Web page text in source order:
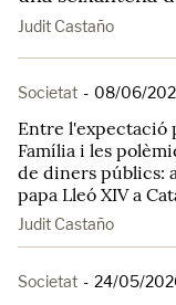
Judit Castaño
Societat - 08/06/
Entre l'expectació
Família i les
de diners públics:
papa Lleó XIV a
Judit Castaño
Societat - 24/05/